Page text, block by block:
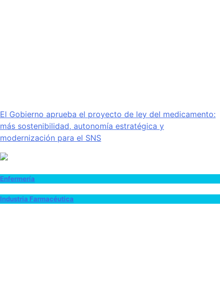
El Gobierno aprueba el proyecto de ley del medicamento:
más sostenibilidad, autonomía estratégica y
modernización para el SNS
Enfermería
Industria Farmacéutica